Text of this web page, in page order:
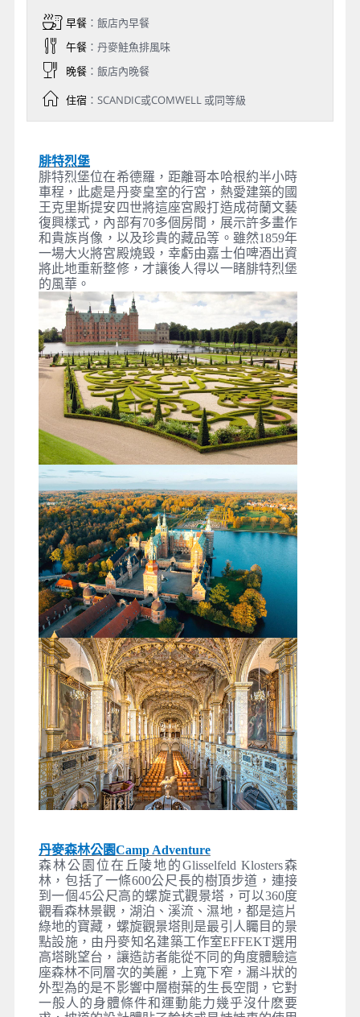
EK152
哥本哈根機場
杜拜機場
2026/08/1223:50
10
阿聯酋航空公司
EK366
杜拜機場
2026/08/1303:45
桃園國際機場
2026/08/13
16:00
※如遇航空公司變動航班，本公司保有最後變動
之權力，並以說明會資料為準
第1天 第2天 第3天 第4天
Day 1
台北／杜拜
早餐：
午餐：
晚餐：機上輕食
住宿：機上
今日準備好行李及裝滿希望的行囊，集合於桃園國
際機場，由專人協助辦出境手續後，搭乘豪華客機
飛往北歐，準備迎接美好的北歐之旅。
**本行程暫定搭乘阿聯酋航空，如因機位滿則改搭
乘阿提哈德航空或泰國航空或土耳其航空，敬請知
悉**
Day 2